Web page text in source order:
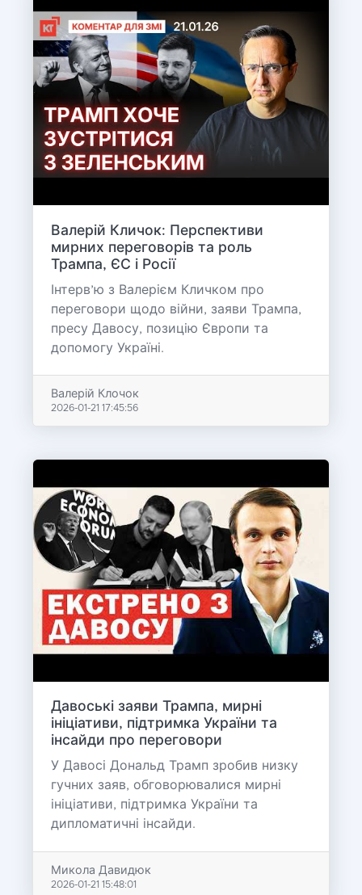
Валерій Кличок: Перспективи
мирних переговорів та роль
Трампа, ЄС і Росії
Інтерв’ю з Валерієм Кличком про
переговори щодо війни, заяви Трампа,
пресу Давосу, позицію Європи та
допомогу Україні.
Валерій Клочок
2026-01-21 17:45:56
Давоські заяви Трампа, мирні
ініціативи, підтримка України та
інсайди про переговори
У Давосі Дональд Трамп зробив низку
гучних заяв, обговорювалися мирні
ініціативи, підтримка України та
дипломатичні інсайди.
Микола Давидюк
2026-01-21 15:48:01